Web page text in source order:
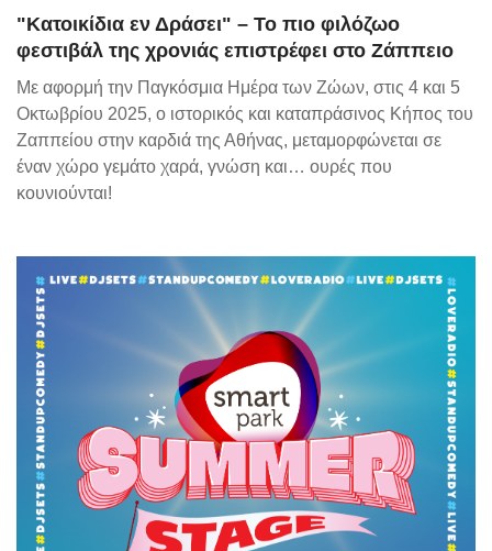
"Κατοικίδια εν Δράσει" – Το πιο φιλόζωο
φεστιβάλ της χρονιάς επιστρέφει στο Ζάππειο
Με αφορμή την Παγκόσμια Ημέρα των Ζώων, στις 4 και 5
Οκτωβρίου 2025, ο ιστορικός και καταπράσινος Κήπος του
Ζαππείου στην καρδιά της Αθήνας, μεταμορφώνεται σε
έναν χώρο γεμάτο χαρά, γνώση και… ουρές που
κουνιούνται!